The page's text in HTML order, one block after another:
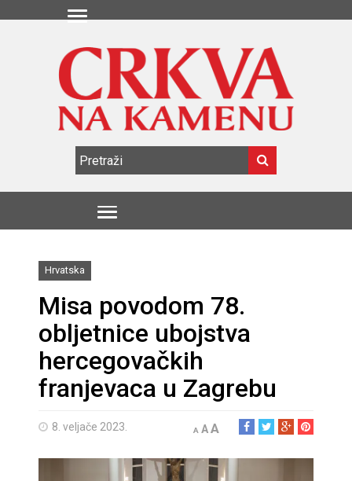
Hrvatska
Misa povodom 78.
obljetnice ubojstva
hercegovačkih
franjevaca u Zagrebu
8. veljače 2023. A AA